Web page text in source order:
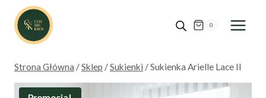
Przejdź
treści
0
Strona Główna /Sklep /Sukienki /Sukienka Arielle Lace II